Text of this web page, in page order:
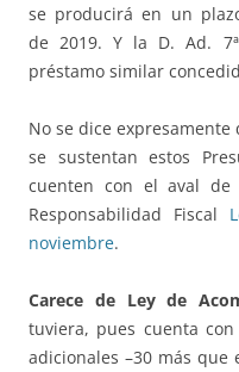
se producirá en un
de 2019. Y la D. Ad.
préstamo similar
No se dice
se sustentan estos
cuenten con el aval de
Responsabilidad Fiscal
noviembre.
Carece de Ley de
tuviera, pues cuenta
adicionales –30 más